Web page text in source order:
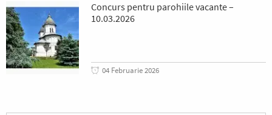
Concurs pentru parohiile vacante –
10.03.2026
04 Februarie 2026